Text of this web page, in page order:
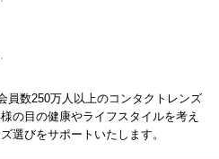
員数250万人以上のコンタクトレンズ
の目の健康やライフスタイルを考え
選びをサポートいたします。